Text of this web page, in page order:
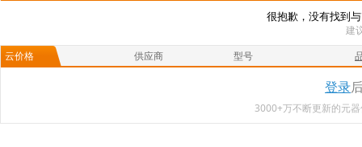
很抱歉，没有找到
建
云价格
供应商 型号
登录
3000+万不断更新的元